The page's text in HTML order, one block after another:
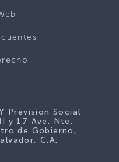
Previsión Social
y 17 Ave. Nte.
de Gobierno,
C.A.